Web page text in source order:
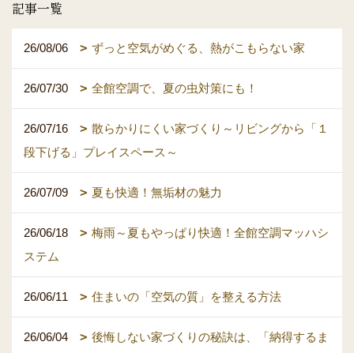
記事一覧
26/08/06 ずっと空気がめぐる、熱がこもらない家
26/07/30 全館空調で、夏の虫対策にも！
26/07/16
散らかりにくい家づくり～リビングから「１
段下げる」プレイスペース～
26/07/09 夏も快適！無垢材の魅力
26/06/18
梅雨～夏もやっぱり快適！全館空調マッハシ
ステム
26/06/11 住まいの「空気の質」を整える方法
26/06/04
後悔しない家づくりの秘訣は、「納得するま